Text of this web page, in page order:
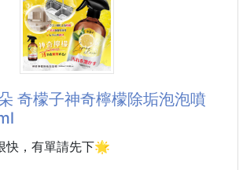
😱的神奇檸檬🍋
環保無毒♻️天然の尚好💚💚
👍植物力量超凡潔淨！ 🍋✨
然清潔✅安心除垢
等級的潔淨產品‼️‼️
+1 🤩
奇檬子神奇檸檬除垢泡泡噴
快，有單請先下🌟